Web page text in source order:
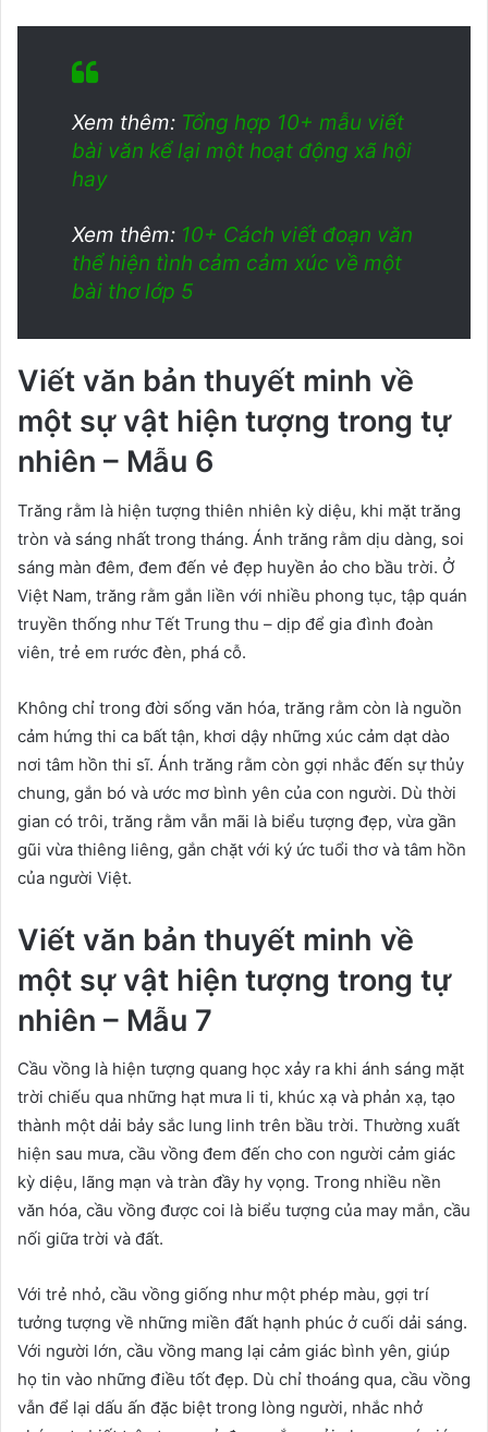
Xem thêm: Tổng hợp 10+ mẫu viết
bài văn kể lại một hoạt động xã hội
hay
Xem thêm: 10+ Cách viết đoạn văn
thể hiện tình cảm cảm xúc về một
bài thơ lớp 5
Viết văn bản thuyết minh về
một sự vật hiện tượng trong tự
nhiên – Mẫu 6
Trăng rằm là hiện tượng thiên nhiên kỳ diệu, khi mặt trăng
tròn và sáng nhất trong tháng. Ánh trăng rằm dịu dàng, soi
sáng màn đêm, đem đến vẻ đẹp huyền ảo cho bầu trời. Ở
Việt Nam, trăng rằm gắn liền với nhiều phong tục, tập quán
truyền thống như Tết Trung thu – dịp để gia đình đoàn
viên, trẻ em rước đèn, phá cỗ.
Không chỉ trong đời sống văn hóa, trăng rằm còn là nguồn
cảm hứng thi ca bất tận, khơi dậy những xúc cảm dạt dào
nơi tâm hồn thi sĩ. Ánh trăng rằm còn gợi nhắc đến sự thủy
chung, gắn bó và ước mơ bình yên của con người. Dù thời
gian có trôi, trăng rằm vẫn mãi là biểu tượng đẹp, vừa gần
gũi vừa thiêng liêng, gắn chặt với ký ức tuổi thơ và tâm hồn
của người Việt.
Viết văn bản thuyết minh về
một sự vật hiện tượng trong tự
nhiên – Mẫu 7
Cầu vồng là hiện tượng quang học xảy ra khi ánh sáng mặt
trời chiếu qua những hạt mưa li ti, khúc xạ và phản xạ, tạo
thành một dải bảy sắc lung linh trên bầu trời. Thường xuất
hiện sau mưa, cầu vồng đem đến cho con người cảm giác
kỳ diệu, lãng mạn và tràn đầy hy vọng. Trong nhiều nền
văn hóa, cầu vồng được coi là biểu tượng của may mắn, cầu
nối giữa trời và đất.
Với trẻ nhỏ, cầu vồng giống như một phép màu, gợi trí
tưởng tượng về những miền đất hạnh phúc ở cuối dải sáng.
Với người lớn, cầu vồng mang lại cảm giác bình yên, giúp
họ tin vào những điều tốt đẹp. Dù chỉ thoáng qua, cầu vồng
vẫn để lại dấu ấn đặc biệt trong lòng người, nhắc nhở